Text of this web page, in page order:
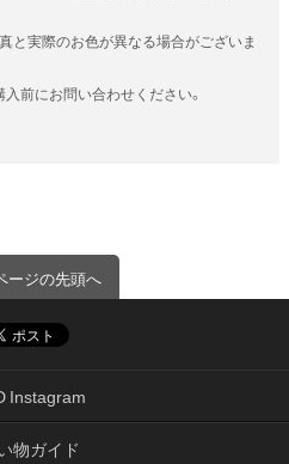
と実際のお色が異なる場合がございま
前にお問い合わせください。
ージの先頭へ
Instagram
物ガイド